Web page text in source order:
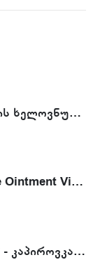
სავარჯიშო სილიკონის ხელოვნური კანი - Tattoo Practike skin
Microblading Aftercare Ointment Vitamin A&D
Tattoo Transfer Papper - კაპიროვკა - ტატუს ესკიზის კოპირების ქაღალდი